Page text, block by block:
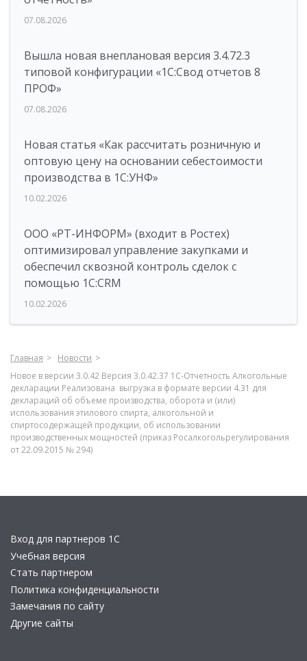
07.08.2026
Вышла новая внеплановая версия 3.4.72.3
типовой конфигурации «1C:Свод отчетов 8
ПРОФ»
07.08.2026
Новая статья «Как рассчитать розничную и
оптовую цену на основании себестоимости
производства в 1С:УНФ»
10.02.2026
ООО «РТ-ИНФОРМ» (входит в Ростех)
оптимизировал управление закупками и
обеспечил сквозной контроль сделок с
помощью 1С:CRM
10.02.2026
Главная
Новости
Новое в версии 3.0.42 Версия 3.0.42.37 1С-Отчетность Алкогольные
декларации Реализована выгрузка в формате версии 4.31 для
деклараций об объеме производства, оборота и (или)
использования этилового спирта, алкогольной и
спиртосодержащей продукции, об использовании
производственных мощностей (приказ Росалкогольрегулирования
от 22.09.2015 № 294)
Вход для партнеров 1С
Учебная версия
Стать партнером
Политика конфиденциальности
Замечания по сайту
Другие сайты